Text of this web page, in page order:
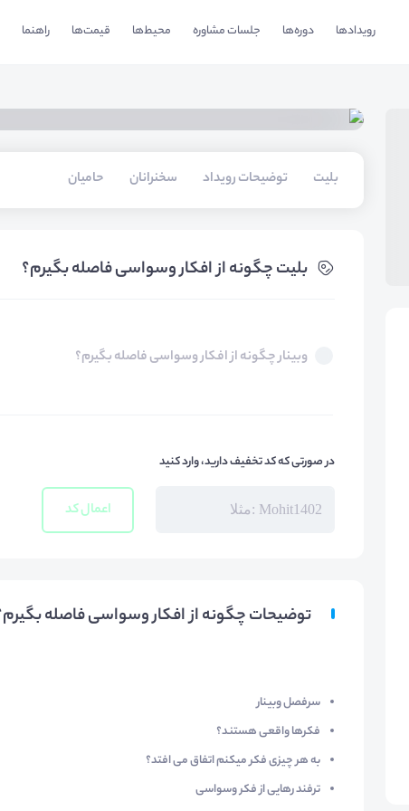
رویدادها دوره‌ها جلسات مشاوره محیط‌ها قیمت‌ها راهنما
بلیت‌ توضیحات رویداد سخنرانان حامیان
بلیت‌ چگونه از افکار وسواسی فاصله بگیرم؟
وبینار چگونه از افکار وسواسی فاصله بگیرم؟
در صورتی که کد تخفیف دارید، وارد کنید
اعمال کد
توضیحات چگونه از افکار وسواسی فاصله
​سرفصل وبینار
فکرها واقعی هستند؟
به هر چیزی فکر میکنم اتفاق می افتد؟
ترفند رهایی از فکر وسواسی